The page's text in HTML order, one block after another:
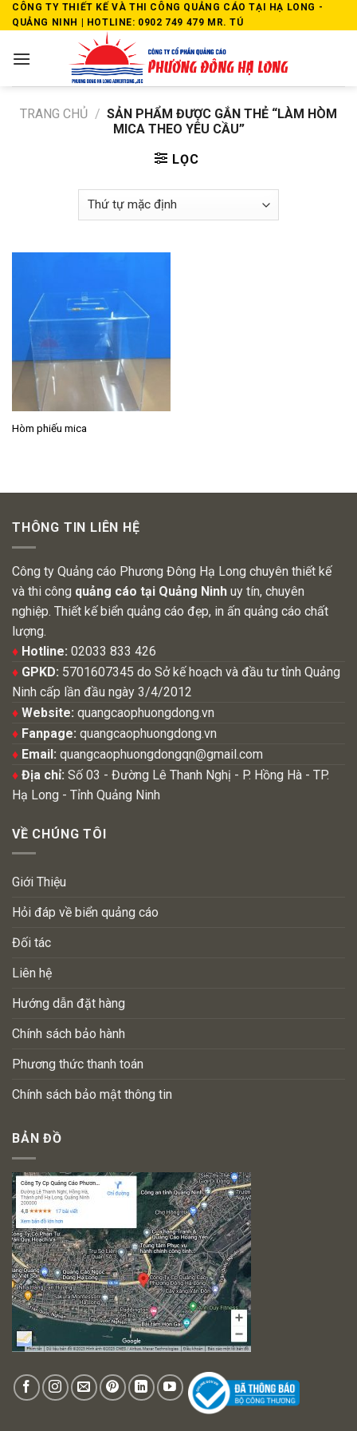
Skip
to
CÔNG TY THIẾT KẾ VÀ THI CÔNG QUẢNG CÁO TẠI HẠ LONG -
QUẢNG NINH | HOTLINE: 0902 749 479 MR. TÚ
TRANG CHỦ / SẢN PHẨM ĐƯỢC GẮN THẺ “LÀM HÒM
MICA THEO YÊU CẦU”
LỌC
Hòm phiếu mica
THÔNG TIN LIÊN HỆ
Công ty Quảng cáo Phương Đông Hạ Long chuyên thiết kế
và thi công quảng cáo tại Quảng Ninh uy tín, chuyên
nghiệp. Thiết kế biển quảng cáo đẹp, in ấn quảng cáo chất
lượng.
♦ Hotline: 02033 833 426
♦ GPKD: 5701607345 do Sở kế hoạch và đầu tư tỉnh Quảng
Ninh cấp lần đầu ngày 3/4/2012
♦ Website: quangcaophuongdong.vn
♦ Fanpage: quangcaophuongdong.vn
♦ Email: quangcaophuongdongqn@gmail.com
♦ Địa chỉ: Số 03 - Đường Lê Thanh Nghị - P. Hồng Hà - TP.
Hạ Long - Tỉnh Quảng Ninh
VỀ CHÚNG TÔI
Giới Thiệu
Hỏi đáp về biển quảng cáo
Đối tác
Liên hệ
Hướng dẫn đặt hàng
Chính sách bảo hành
Phương thức thanh toán
Chính sách bảo mật thông tin
BẢN ĐỒ